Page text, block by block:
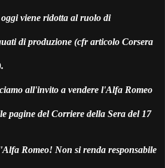
viene ridotta al ruolo di
di produzione (cfr articolo Corsera
all'invito a vendere l'Alfa Romeo
pagine del Corriere della Sera del 17
Romeo! Non si renda responsabile